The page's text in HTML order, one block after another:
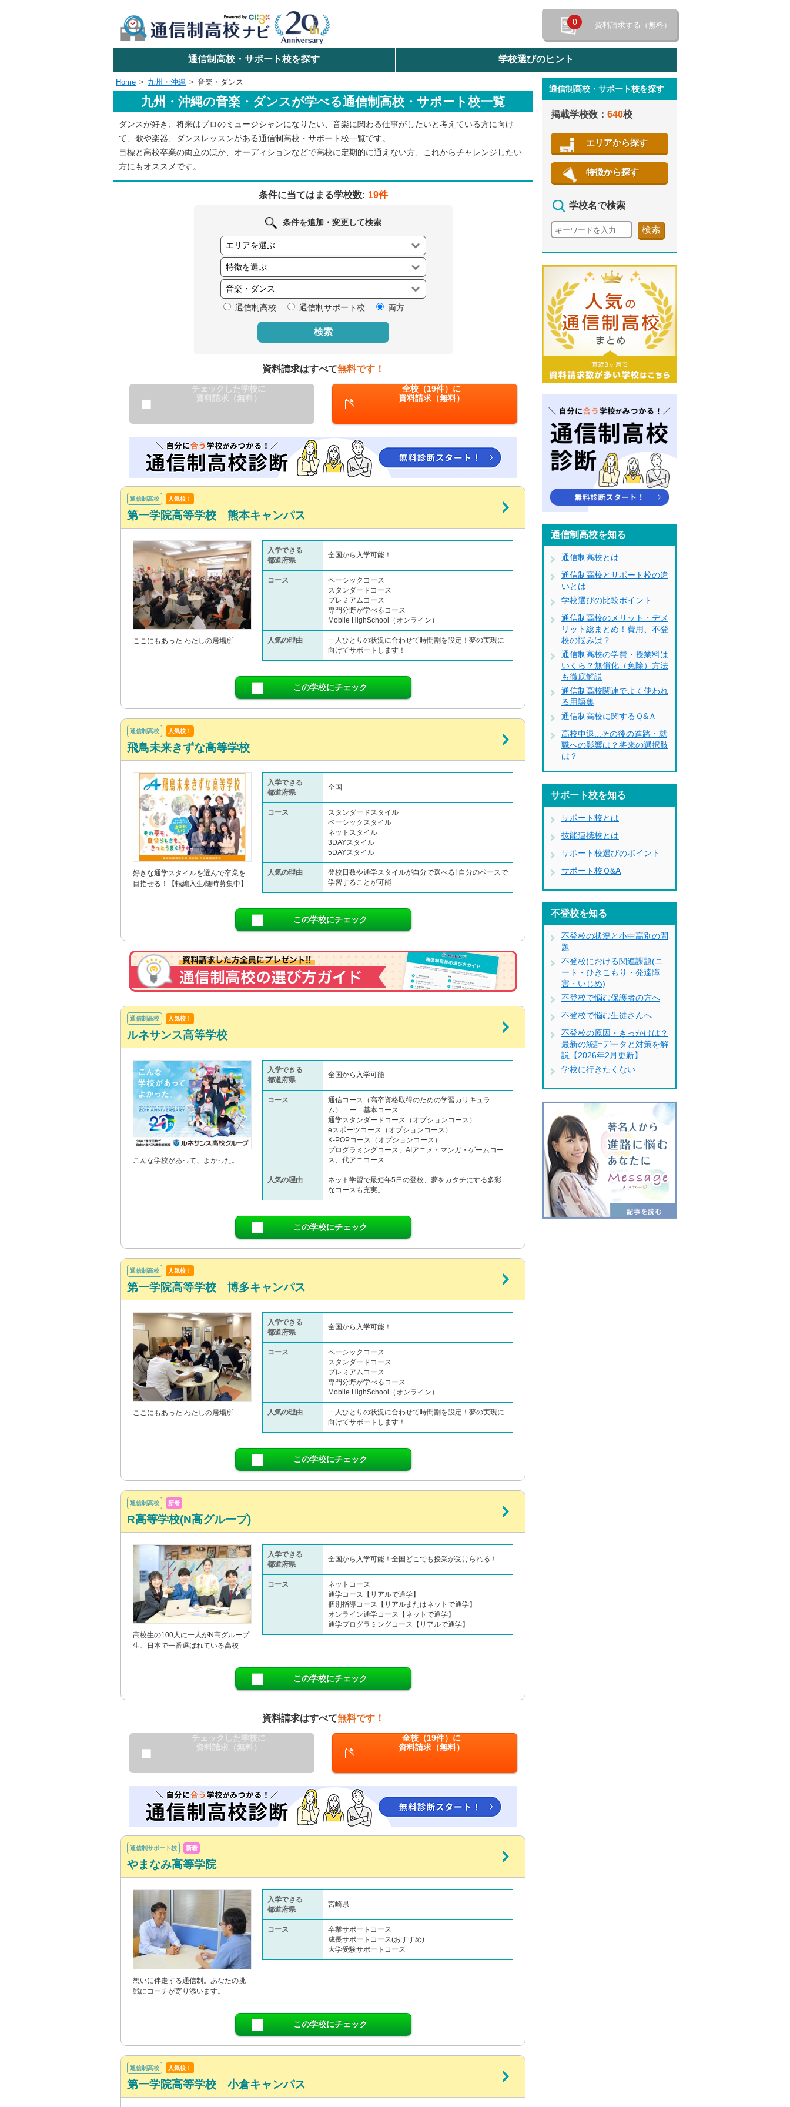
0 資料請求する（無料）
学校名で探す
検索
エリアから探す
エリアを選択して探す
関東 北海道・東北
東海 北陸・甲信越
九州・沖縄
閉じる
通信制高校・サポート校を探す 学校選びのヒント
Home 九州・沖縄 音楽・ダンス
九州・沖縄の音楽・ダンスが学べる通信制高校・サポート校一覧
ダンスが好き、将来はプロのミュージシャンになりたい、音楽に関わる仕事がしたいと考えている方に向け
て、歌や楽器、ダンスレッスンがある通信制高校・サポート校一覧です。
目標と高校卒業の両立のほか、オーディションなどで高校に定期的に通えない方、これからチャレンジしたい
方にもオススメです。
条件に当てはまる学校数: 19件
条件を追加・変更して検索
通信制高校 通信制サポート校 両方
検索
資料請求はすべて無料です！
チェックした学校に
資料請求（無料）
全校（19件）に
資料請求（無料）
通信制高校 人気校！
第一学院高等学校 熊本キャンパス
ここにもあった わたしの居場所
入学できる
都道府県
全国から入学可能！
コース
ベーシックコース
スタンダードコース
プレミアムコース
専門分野が学べるコース
Mobile HighSchool（オンライン）
人気の理由
一人ひとりの状況に合わせて時間割を設定！夢の実現に
向けてサポートします！
この学校にチェック
通信制高校 人気校！
飛鳥未来きずな高等学校
好きな通学スタイルを選んで卒業を
目指せる！【転編入生/随時募集中】
入学できる
都道府県
全国
コース
スタンダードスタイル
ベーシックスタイル
ネットスタイル
3DAYスタイル
5DAYスタイル
人気の理由
登校日数や通学スタイルが自分で選べる! 自分のペースで
学習することが可能
この学校にチェック
通信制高校 人気校！
ルネサンス高等学校
こんな学校があって、よかった。
入学できる
都道府県
全国から入学可能
コース
通信コース（高卒資格取得のための学習カリキュラ
ム） ー 基本コース
通学スタンダードコース（オプションコース）
eスポーツコース（オプションコース）
K-POPコース（オプションコース）
プログラミングコース、AIアニメ・マンガ・ゲームコー
ス、代アニコース
人気の理由
ネット学習で最短年5日の登校、夢をカタチにする多彩
なコースも充実。
この学校にチェック
通信制高校 人気校！
第一学院高等学校 博多キャンパス
ここにもあった わたしの居場所
入学できる
都道府県
全国から入学可能！
コース
ベーシックコース
スタンダードコース
プレミアムコース
専門分野が学べるコース
Mobile HighSchool（オンライン）
人気の理由
一人ひとりの状況に合わせて時間割を設定！夢の実現に
向けてサポートします！
この学校にチェック
通信制高校 新着
R高等学校(N高グループ)
高校生の100人に一人がN高グループ
生、日本で一番選ばれている高校
入学できる
都道府県
全国から入学可能！全国どこでも授業が受けられる！
コース
ネットコース
通学コース【リアルで通学】
個別指導コース【リアルまたはネットで通学】
オンライン通学コース【ネットで通学】
通学プログラミングコース【リアルで通学】
この学校にチェック
資料請求はすべて無料です！
チェックした学校に
資料請求（無料）
全校（19件）に
資料請求（無料）
通信制サポート校 新着
やまなみ高等学院
想いに伴走する通信制。あなたの挑
戦にコーチが寄り添います。
入学できる
都道府県
宮崎県
コース
卒業サポートコース
成長サポートコース(おすすめ)
大学受験サポートコース
この学校にチェック
通信制高校 人気校！
第一学院高等学校 小倉キャンパス
通信制高校・サポート校を探す
掲載学校数： 640校
エリアから探す
特徴から探す
学校名で検索
通信制高校を知る
通信制高校とは
通信制高校とサポート校の違
いとは
学校選びの比較ポイント
通信制高校のメリット・デメ
リット総まとめ！費用、不登
校の悩みは？
通信制高校の学費・授業料は
いくら？無償化（免除）方法
も徹底解説
通信制高校関連でよく使われ
る用語集
通信制高校に関するＱ&Ａ
高校中退...その後の進路・就
職への影響は？将来の選択肢
は？
サポート校を知る
サポート校とは
技能連携校とは
サポート校選びのポイント
サポート校Ｑ&A
不登校を知る
不登校の状況と小中高別の問
題
不登校における関連課題(ニ
ート・ひきこもり・発達障
害・いじめ)
不登校で悩む保護者の方へ
不登校で悩む生徒さんへ
不登校の原因・きっかけは？
最新の統計データと対策を解
説【2026年2月更新】
学校に行きたくない